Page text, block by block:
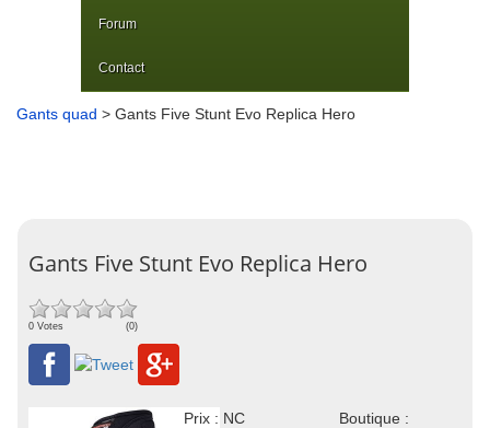
Forum
Contact
Gants quad > Gants Five Stunt Evo Replica Hero
Gants Five Stunt Evo Replica Hero
0 Votes (0)
Prix : NC
Boutique :